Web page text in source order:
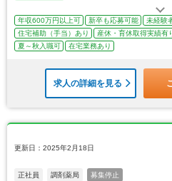
年収600万円以上可 新卒も応募可能 未経験
住宅補助（手当）あり
産休・育休取得実績有
夏～秋入職可
在宅業務あり
求人の詳細を見る
更新日：2025年2月18日
正社員 調剤薬局 募集停止